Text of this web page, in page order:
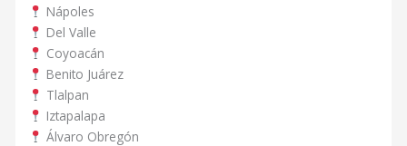
Nápoles
Del Valle
Coyoacán
Benito Juárez
Tlalpan
Iztapalapa
Álvaro Obregón